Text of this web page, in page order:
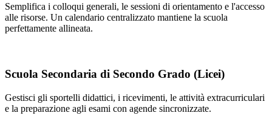
Semplifica i colloqui generali, le sessioni di orientamento e l'accesso
alle risorse. Un calendario centralizzato mantiene la scuola
perfettamente allineata.
Scuola Secondaria di Secondo Grado (Licei)
Gestisci gli sportelli didattici, i ricevimenti, le attività extracurriculari
e la preparazione agli esami con agende sincronizzate.